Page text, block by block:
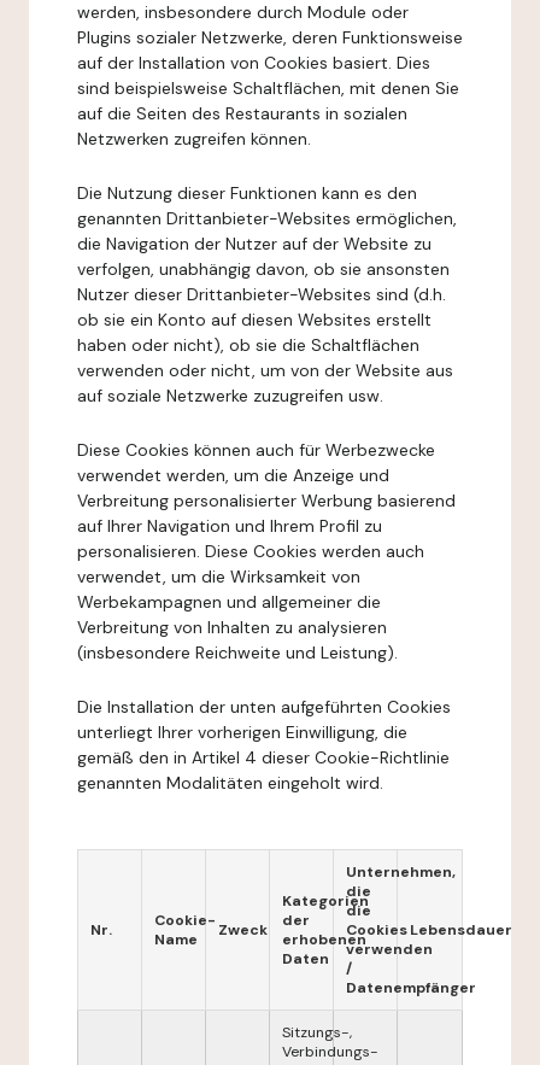
werden, insbesondere durch Module oder
Plugins sozialer Netzwerke, deren Funktionsweise
auf der Installation von Cookies basiert. Dies
sind beispielsweise Schaltflächen, mit denen Sie
auf die Seiten des Restaurants in sozialen
Netzwerken zugreifen können.
Die Nutzung dieser Funktionen kann es den
genannten Drittanbieter-Websites ermöglichen,
die Navigation der Nutzer auf der Website zu
verfolgen, unabhängig davon, ob sie ansonsten
Nutzer dieser Drittanbieter-Websites sind (d.h.
ob sie ein Konto auf diesen Websites erstellt
haben oder nicht), ob sie die Schaltflächen
verwenden oder nicht, um von der Website aus
auf soziale Netzwerke zuzugreifen usw.
Diese Cookies können auch für Werbezwecke
verwendet werden, um die Anzeige und
Verbreitung personalisierter Werbung basierend
auf Ihrer Navigation und Ihrem Profil zu
personalisieren. Diese Cookies werden auch
verwendet, um die Wirksamkeit von
Werbekampagnen und allgemeiner die
Verbreitung von Inhalten zu analysieren
(insbesondere Reichweite und Leistung).
Die Installation der unten aufgeführten Cookies
unterliegt Ihrer vorherigen Einwilligung, die
gemäß den in Artikel 4 dieser Cookie-Richtlinie
genannten Modalitäten eingeholt wird.
Nr.
Cookie-
Name
Zweck
Kategorien
der
erhobenen
Daten
Unternehmen,
die
die
Cookies
verwenden
/
Datenempfänger
Lebensdauer
Sitzungs-,
Verbindungs-